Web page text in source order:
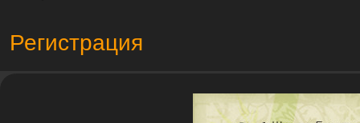
Регистрация